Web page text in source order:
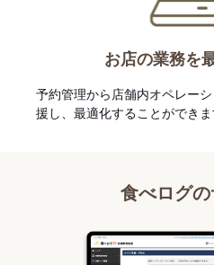
お店の業務を
予約管理から店舗内オペレー
援し、最適化することができま
食べログ